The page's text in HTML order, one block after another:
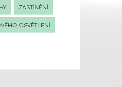
ZASTÍNĚNÍ
OSVĚTLENÍ